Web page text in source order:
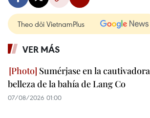
Theo dõi VietnamPlus
VER MÁS
Sumérjase en la cautivadora
belleza de la bahía de Lang Co
07/08/2026 01:00